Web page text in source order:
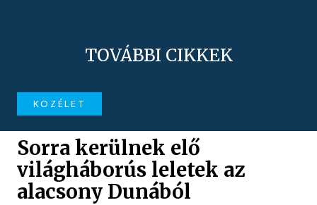
TOVÁBBI CIKKEK
KÖZÉLET
Sorra kerülnek elő
világháborús leletek az
alacsony Dunából